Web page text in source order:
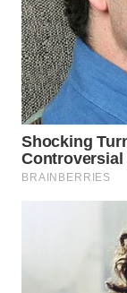
WN
TAPANULI
TENGAH
WN DELI
SERDANG
WN